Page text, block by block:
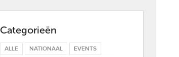
Categorieën
ALLE NATIONAAL
EVENTS